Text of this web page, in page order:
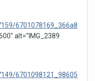
6701078169_366a8
alt="IMG_2389
6701098121_98605